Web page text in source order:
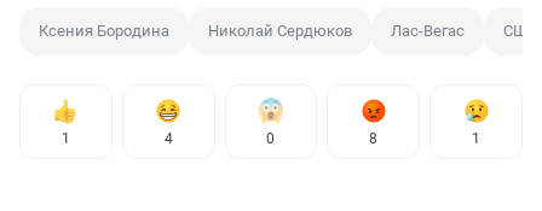
Ксения Бородина Николай Сердюков Лас-Вегас США
1 4 0 8 1